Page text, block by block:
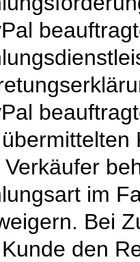
Verkäufer
im
Bei
den